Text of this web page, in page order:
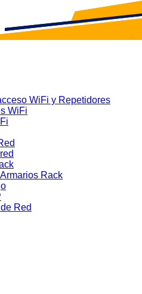
WiFi y Repetidores
WiFi
Rack
Red